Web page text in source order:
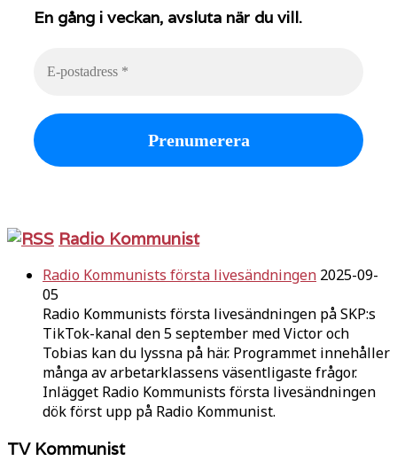
En gång i veckan, avsluta när du vill.
Radio Kommunist
Radio Kommunists första livesändningen 2025-09-
05
Radio Kommunists första livesändningen på SKP:s
TikTok-kanal den 5 september med Victor och
Tobias kan du lyssna på här. Programmet innehåller
många av arbetarklassens väsentligaste frågor.
Inlägget Radio Kommunists första livesändningen
dök först upp på Radio Kommunist.
TV Kommunist